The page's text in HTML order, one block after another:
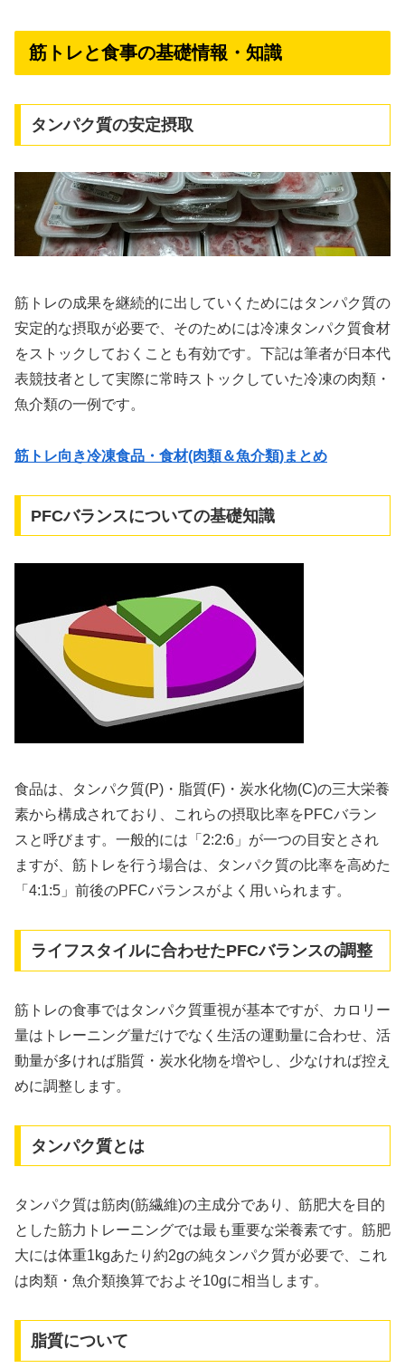
筋トレと食事の基礎情報・知識
タンパク質の安定摂取
筋トレの成果を継続的に出していくためにはタンパク質の
安定的な摂取が必要で、そのためには冷凍タンパク質食材
をストックしておくことも有効です。下記は筆者が日本代
表競技者として実際に常時ストックしていた冷凍の肉類・
魚介類の一例です。
筋トレ向き冷凍食品・食材(肉類＆魚介類)まとめ
PFCバランスについての基礎知識
食品は、タンパク質(P)・脂質(F)・炭水化物(C)の三大栄養
素から構成されており、これらの摂取比率をPFCバラン
スと呼びます。一般的には「2:2:6」が一つの目安とされ
ますが、筋トレを行う場合は、タンパク質の比率を高めた
「4:1:5」前後のPFCバランスがよく用いられます。
ライフスタイルに合わせたPFCバランスの調整
筋トレの食事ではタンパク質重視が基本ですが、カロリー
量はトレーニング量だけでなく生活の運動量に合わせ、活
動量が多ければ脂質・炭水化物を増やし、少なければ控え
めに調整します。
タンパク質とは
タンパク質は筋肉(筋繊維)の主成分であり、筋肥大を目的
とした筋力トレーニングでは最も重要な栄養素です。筋肥
大には体重1kgあたり約2gの純タンパク質が必要で、これ
は肉類・魚介類換算でおよそ10gに相当します。
脂質について